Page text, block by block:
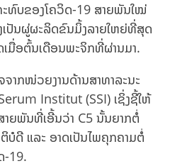
ທົບຂອງໂຄວິດ-19 ສາຍພັນໃໝ່
ເປັນຜູ່ຜະລິດຂົນມິ້ງລາຍໃຫຍ່ທີ່ສຸດ
ເມື່ອຕົ້ນເດືອນພະຈິກທີ່ຜ່ານມາ.
ຈາກໜ່ວຍງານດ້ານສາທາລະນະ
Institut (SSI) ເຊິ່ງຊີ້ໃຫ້
າຍພັນທີ່ເອີ້ນວ່າ C5 ນັ້ນຍາກຕໍ່
ບໍດີ ແລະ ອາດເປັນໄພຄຸກຄາມຕໍ່
-19.